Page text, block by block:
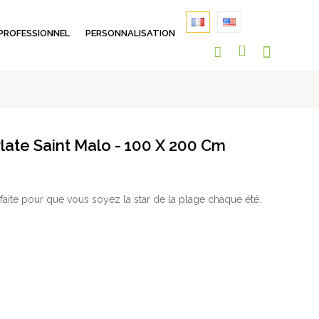
PERSONNALISATION
Saint Malo - 100 X 200 Cm
pour que vous soyez la star de la plage chaque été.